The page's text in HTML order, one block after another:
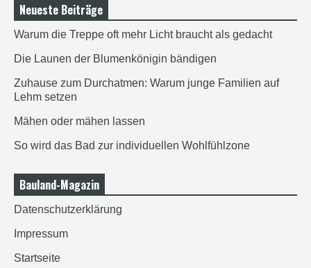
Neueste Beiträge
Warum die Treppe oft mehr Licht braucht als gedacht
Die Launen der Blumenkönigin bändigen
Zuhause zum Durchatmen: Warum junge Familien auf
Lehm setzen
Mähen oder mähen lassen
So wird das Bad zur individuellen Wohlfühlzone
Bauland-Magazin
Datenschutzerklärung
Impressum
Startseite